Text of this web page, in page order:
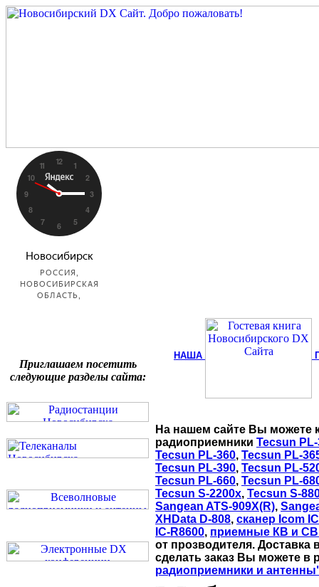
Приглашаем посетить
следующие разделы сайта:
НАША
На нашем сайте Вы можете
радиоприемники Tecsun PL-
Tecsun PL-360, Tecsun PL-
Tecsun PL-390, Tecsun PL-
Tecsun PL-660, Tecsun PL-
Tecsun S-2200x, Tecsun S-
Sangean ATS-909X(R),
XHData D-808, сканер Icom
IC-R8600, приемные КВ и
от прозводителя.
сделать заказ Вы можете в
радиоприемники и